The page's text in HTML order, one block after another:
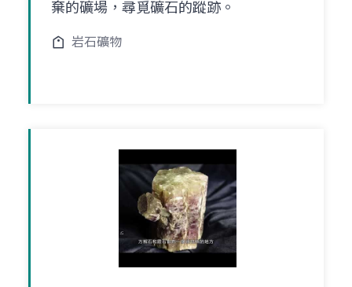
棄的礦場，尋覓礦石的蹤跡。
岩石礦物